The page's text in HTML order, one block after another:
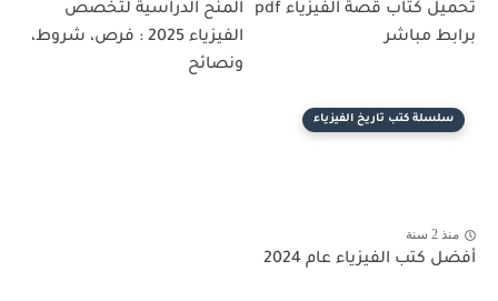
تحميل كتاب قصة الفيزياء pdf
برابط مباشر
المنح الدراسية لتخصص
الفيزياء 2025 : فرص، شروط،
ونصائح
سلسلة كتب تاريخ الفيزياء
منذ 2 سنة
أفضل كتب الفيزياء عام 2024